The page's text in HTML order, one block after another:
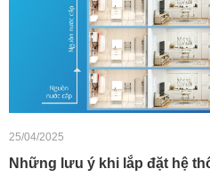
25/04/2025
Những lưu ý khi lắp đặt hệ